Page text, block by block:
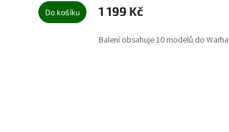
Do košíku 1 199 Kč
Balení obsahuje 10 modelů do